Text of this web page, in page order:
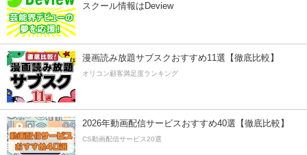
スクール情報はDeview
漫画読み放題サブスクおすすめ11選【徹底比較】
オリコン顧客満足度ランキング
2026年動画配信サービスおすすめ40選【徹底比較】
CS動画配信サービス20選